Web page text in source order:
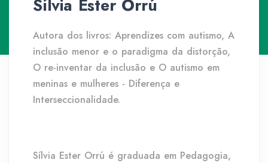
Sílvia Ester Orrú
Autora dos livros: Aprendizes com autismo, A
inclusão menor e o paradigma da distorção,
O re-inventar da inclusão e O autismo em
meninas e mulheres - Diferença e
Interseccionalidade.
Sílvia Ester Orrú é graduada em Pedagogia,